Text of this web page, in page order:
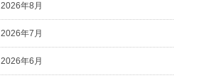
2026年8月
2026年7月
2026年6月